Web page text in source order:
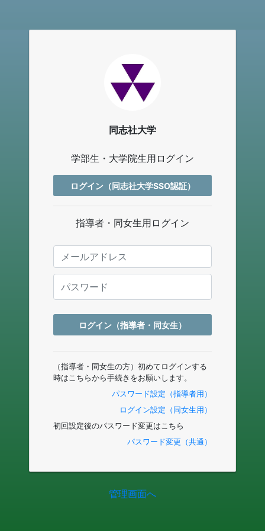
同志社大学
学部生・大学院生用ログイン
ログイン（同志社大学SSO認証）
指導者・同女生用ログイン
ログイン（指導者・同女生）
（指導者・同女生の方）初めてログインする
時はこちらから手続きをお願いします。
パスワード設定（指導者用）
ログイン設定（同女生用）
初回設定後のパスワード変更はこちら
パスワード変更（共通）
管理画面へ